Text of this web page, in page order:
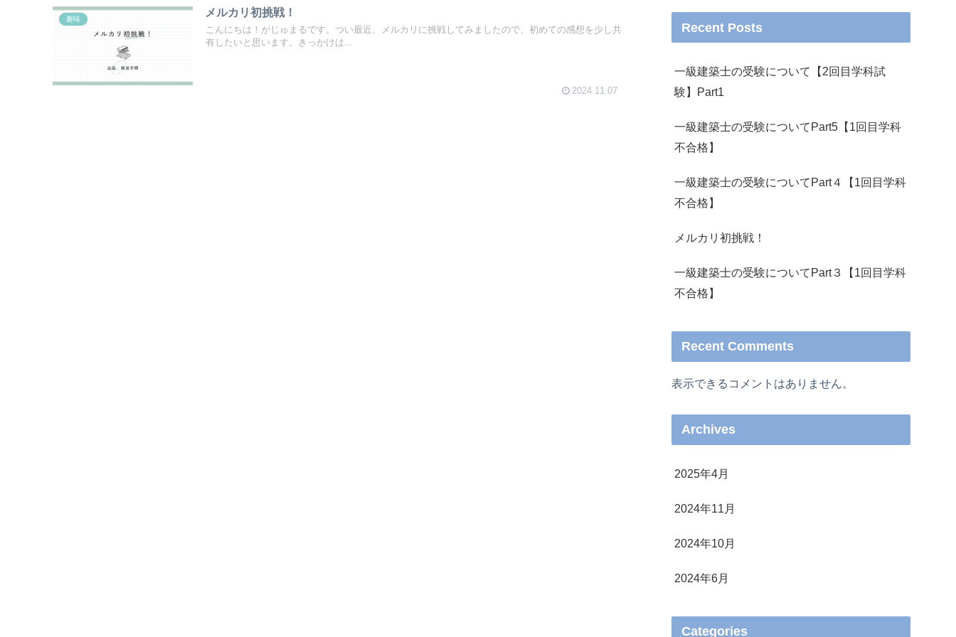
趣味
メルカリ初挑戦！
こんにちは！がじゅまるです。つい最近、メルカリに挑戦してみましたので、初めての感想を少し共
有したいと思います。きっかけは...
2024.11.07
Recent Posts
一級建築士の受験について【2回目学科試
験】Part1
一級建築士の受験についてPart5【1回目学科
不合格】
一級建築士の受験についてPart４【1回目学科
不合格】
メルカリ初挑戦！
一級建築士の受験についてPart３【1回目学科
不合格】
Recent Comments
表示できるコメントはありません。
Archives
2025年4月
2024年11月
2024年10月
2024年6月
Categories